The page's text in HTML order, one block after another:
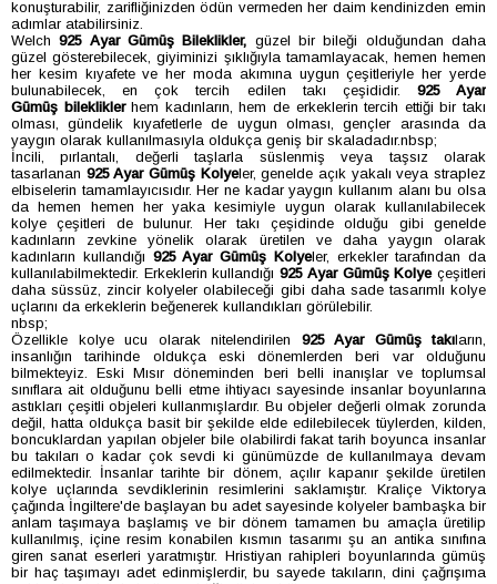
konuşturabilir, zarifliğinizden ödün vermeden her daim kendinizden emin
adımlar atabilirsiniz.
Welch 925 Ayar GümüşBileklikler, güzel bir bileği olduğundan daha
güzel gösterebilecek, giyiminizi şıklığıyla tamamlayacak, hemen hemen
her kesim kıyafete ve her moda akımına uygun çeşitleriyle her yerde
bulunabilecek, en çok tercih edilen takı çeşididir. 925 Ayar
Gümüş bilekliklerhem kadınların, hem de erkeklerin tercih ettiği bir takı
olması, gündelik kıyafetlerle de uygun olması, gençler arasında da
yaygın olarak kullanılmasıyla oldukça geniş bir skaladadır.nbsp;
İncili, pırlantalı, değerli taşlarla süslenmiş veya taşsız olarak
tasarlanan 925 Ayar Gümüş Kolyeler, genelde açık yakalı veya straplez
elbiselerin tamamlayıcısıdır. Her ne kadar yaygın kullanım alanı bu olsa
da hemen hemen her yaka kesimiyle uygun olarak kullanılabilecek
kolye çeşitleri de bulunur. Her takı çeşidinde olduğu gibi genelde
kadınların zevkine yönelik olarak üretilen ve daha yaygın olarak
kadınların kullandığı 925 Ayar Gümüş Kolyeler, erkekler tarafından da
kullanılabilmektedir. Erkeklerin kullandığı925 Ayar Gümüş Kolyeçeşitleri
daha süssüz, zincir kolyeler olabileceği gibi daha sade tasarımlı kolye
uçlarını da erkeklerin beğenerek kullandıkları görülebilir.
nbsp;
Özellikle kolye ucu olarak nitelendirilen
925 Ayar Gümüş takıların,
insanlığın tarihinde oldukça eski dönemlerden beri var olduğunu
bilmekteyiz. Eski Mısır döneminden beri belli inanışlar ve toplumsal
sınıflara ait olduğunu belli etme ihtiyacı sayesinde insanlar boyunlarına
astıkları çeşitli objeleri kullanmışlardır. Bu objeler değerli olmak zorunda
değil, hatta oldukça basit bir şekilde elde edilebilecek tüylerden, kilden,
boncuklardan yapılan objeler bile olabilirdi fakat tarih boyunca insanlar
bu takıları o kadar çok sevdi ki günümüzde de kullanılmaya devam
edilmektedir. İnsanlar tarihte bir dönem, açılır kapanır şekilde üretilen
kolye uçlarında sevdiklerinin resimlerini saklamıştır. Kraliçe Viktorya
çağında İngiltere'de başlayan bu adet sayesinde kolyeler bambaşka bir
anlam taşımaya başlamış ve bir dönem tamamen bu amaçla üretilip
kullanılmış, içine resim konabilen kısmın tasarımı şu an antika sınıfına
giren sanat eserleri yaratmıştır. Hristiyan rahipleri boyunlarında gümüş
bir haç taşımayı adet edinmişlerdir, bu sayede takıların, dini çağrışıma